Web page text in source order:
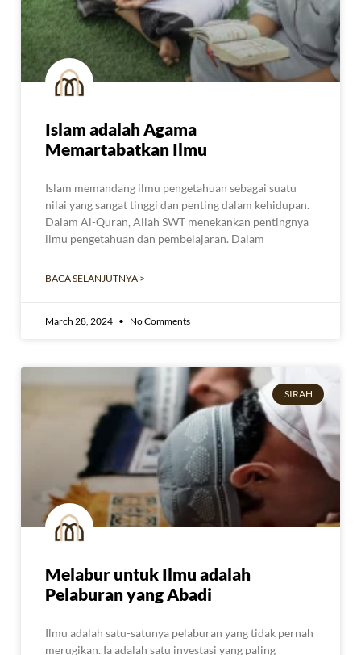
Islam adalah Agama
Memartabatkan Ilmu
Islam memandang ilmu pengetahuan sebagai suatu
nilai yang sangat tinggi dan penting dalam kehidupan.
Dalam Al-Quran, Allah SWT menekankan pentingnya
ilmu pengetahuan dan pembelajaran. Dalam
BACA SELANJUTNYA >
March 28, 2024 No Comments
SIRAH
Melabur untuk Ilmu adalah
Pelaburan yang Abadi
Ilmu adalah satu-satunya pelaburan yang tidak pernah
merugikan. Ia adalah satu investasi yang paling